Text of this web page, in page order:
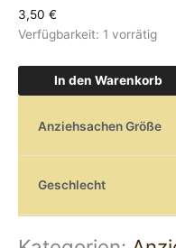
3,50 €
Verfügbarkeit: 1 vorrätig
In den Warenkorb
Anziehsachen Größe
Geschlecht